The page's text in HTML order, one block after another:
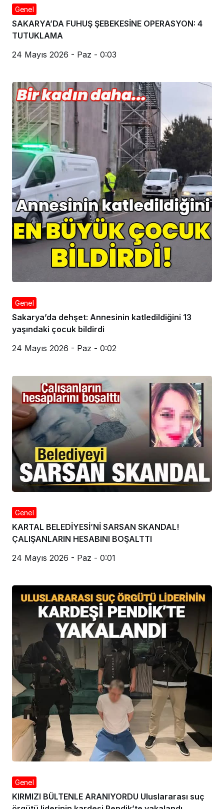
Genel
SAKARYA’DA FUHUŞ ŞEBEKESİNE OPERASYON: 4
TUTUKLAMA
24 Mayıs 2026 - Paz - 0:03
Genel
Sakarya’da dehşet: Annesinin katledildiğini 13
yaşındaki çocuk bildirdi
24 Mayıs 2026 - Paz - 0:02
Genel
KARTAL BELEDİYESİ’Nİ SARSAN SKANDAL!
ÇALIŞANLARIN HESABINI BOŞALTTI
24 Mayıs 2026 - Paz - 0:01
Genel
KIRMIZI BÜLTENLE ARANIYORDU Uluslararası suç